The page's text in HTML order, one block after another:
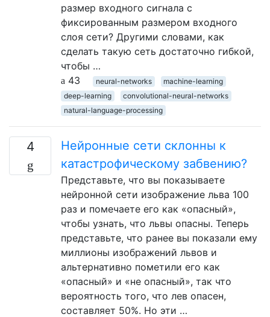
размер входного сигнала с
фиксированным размером входного
слоя сети? Другими словами, как
сделать такую ​​сеть достаточно гибкой,
чтобы …
43
neural-networks
machine-learning
deep-learning
convolutional-neural-networks
natural-language-processing
4
Нейронные сети склонны к
катастрофическому забвению?
Представьте, что вы показываете
нейронной сети изображение льва 100
раз и помечаете его как «опасный»,
чтобы узнать, что львы опасны. Теперь
представьте, что ранее вы показали ему
миллионы изображений львов и
альтернативно пометили его как
«опасный» и «не опасный», так что
вероятность того, что лев опасен,
составляет 50%. Но эти …